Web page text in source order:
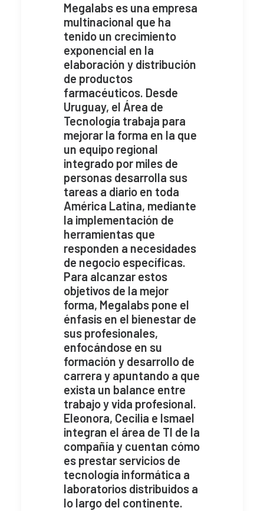
Megalabs es una empresa
multinacional que ha
tenido un crecimiento
exponencial en la
elaboración y distribución
de productos
farmacéuticos. Desde
Uruguay, el Área de
Tecnología trabaja para
mejorar la forma en la que
un equipo regional
integrado por miles de
personas desarrolla sus
tareas a diario en toda
América Latina, mediante
la implementación de
herramientas que
responden a necesidades
de negocio específicas.
Para alcanzar estos
objetivos de la mejor
forma, Megalabs pone el
énfasis en el bienestar de
sus profesionales,
enfocándose en su
formación y desarrollo de
carrera y apuntando a que
exista un balance entre
trabajo y vida profesional.
Eleonora, Cecilia e Ismael
integran el área de TI de la
compañía y cuentan cómo
es prestar servicios de
tecnología informática a
laboratorios distribuidos a
lo largo del continente.